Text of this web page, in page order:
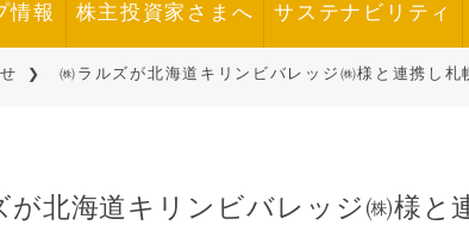
情報 株主投資家さまへ サステナビリティ
㈱ラルズが北海道キリンビバレッジ㈱様と連携し
が北海道キリンビバレッジ㈱様と